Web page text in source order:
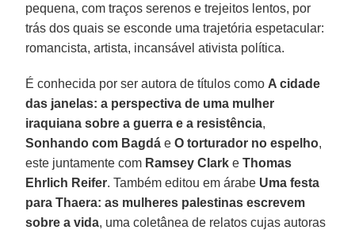
pequena, com traços serenos e trejeitos lentos, por
trás dos quais se esconde uma trajetória espetacular:
romancista, artista, incansável ativista política.
É conhecida por ser autora de títulos como A cidade
das janelas: a perspectiva de uma mulher
iraquiana sobre a guerra e a resistência,
Sonhando com Bagdá eO torturador no espelho,
este juntamente com Ramsey Clark eThomas
Ehrlich Reifer. Também editou em árabe Uma festa
para Thaera: as mulheres palestinas escrevem
sobre a vida, uma coletânea de relatos cujas autoras